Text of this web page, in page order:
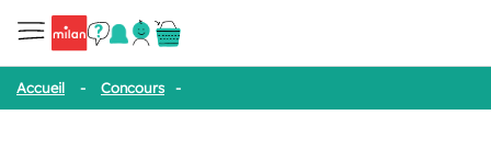
Accueil - Concours -